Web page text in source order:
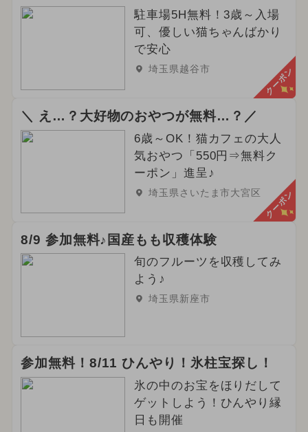
駐車場5H無料！3歳～入場
可、優しい猫ちゃんばかり
で安心
埼玉県越谷市 クーポン
＼ え…？大好物のおやつが無料…？／
6歳～OK！猫カフェの大人
気おやつ「550円⇒無料ク
ーポン」進呈♪
埼玉県さいたま市大宮区 クーポン
8/9 参加無料♪国産もも収穫体験
旬のフルーツを収穫してみ
よう♪
埼玉県新座市
参加無料！8/11 ひんやり！氷柱宝探し！
氷の中のお宝をほりだして
ゲットしよう！ひんやり縁
日も開催